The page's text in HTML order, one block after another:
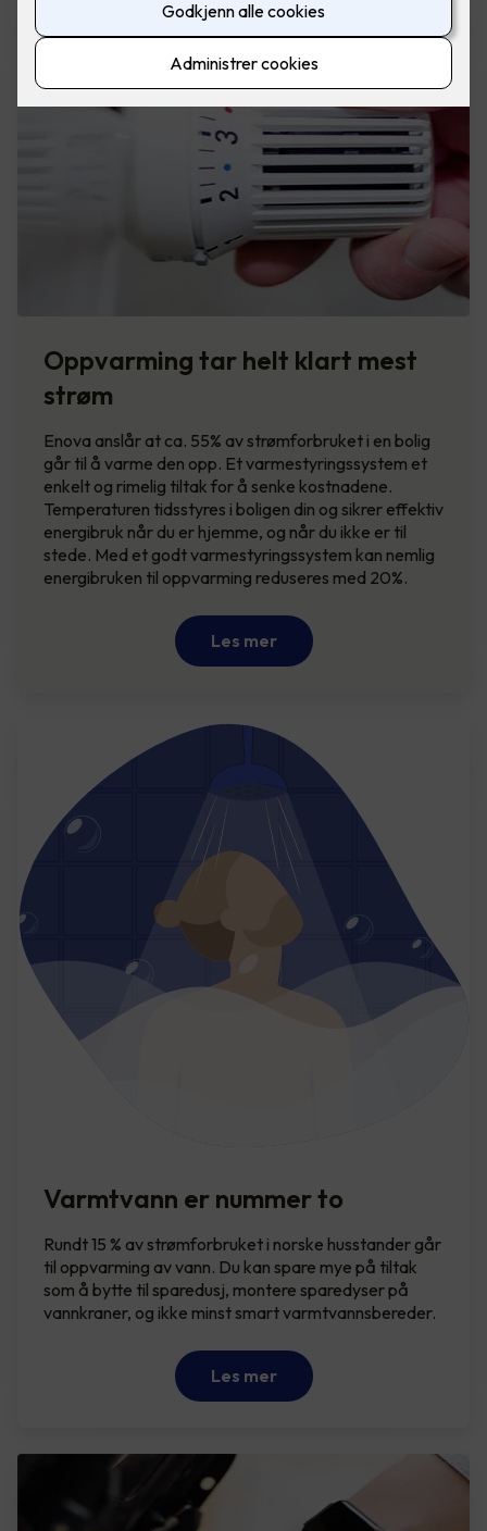
Oppvarming tar helt klart mest
strøm
Enova anslår at ca. 55% av strømforbruket i en bolig
går til å varme den opp. Et varmestyringssystem et
enkelt og rimelig tiltak for å senke kostnadene.
Temperaturen tidsstyres i boligen din og sikrer effektiv
energibruk når du er hjemme, og når du ikke er til
stede. Med et godt varmestyringssystem kan nemlig
energibruken til oppvarming reduseres med 20%.
Les mer
Varmtvann er nummer to
Rundt 15 % av strømforbruket i norske husstander går
til oppvarming av vann. Du kan spare mye på tiltak
som å bytte til sparedusj, montere sparedyser på
vannkraner, og ikke minst smart varmtvannsbereder.
Les mer